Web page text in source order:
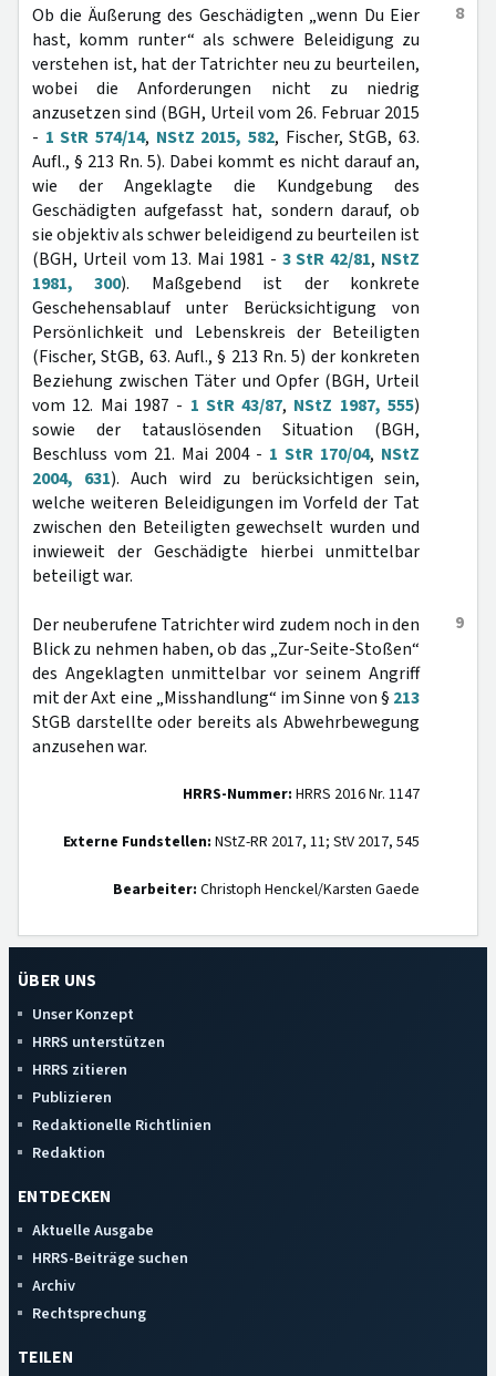
8
Ob die Äußerung des Geschädigten „wenn Du Eier
hast, komm runter“ als schwere Beleidigung zu
verstehen ist, hat der Tatrichter neu zu beurteilen,
wobei die Anforderungen nicht zu niedrig
anzusetzen sind (BGH, Urteil vom 26. Februar 2015
- 1 StR 574/14, NStZ 2015, 582, Fischer, StGB, 63.
Aufl., § 213 Rn. 5). Dabei kommt es nicht darauf an,
wie der Angeklagte die Kundgebung des
Geschädigten aufgefasst hat, sondern darauf, ob
sie objektiv als schwer beleidigend zu beurteilen ist
(BGH, Urteil vom 13. Mai 1981 - 3 StR 42/81, NStZ
1981, 300). Maßgebend ist der konkrete
Geschehensablauf unter Berücksichtigung von
Persönlichkeit und Lebenskreis der Beteiligten
(Fischer, StGB, 63. Aufl., § 213 Rn. 5) der konkreten
Beziehung zwischen Täter und Opfer (BGH, Urteil
vom 12. Mai 1987 - 1 StR 43/87, NStZ 1987, 555)
sowie der tatauslösenden Situation (BGH,
Beschluss vom 21. Mai 2004 - 1 StR 170/04, NStZ
2004, 631). Auch wird zu berücksichtigen sein,
welche weiteren Beleidigungen im Vorfeld der Tat
zwischen den Beteiligten gewechselt wurden und
inwieweit der Geschädigte hierbei unmittelbar
beteiligt war.
9
Der neuberufene Tatrichter wird zudem noch in den
Blick zu nehmen haben, ob das „Zur-Seite-Stoßen“
des Angeklagten unmittelbar vor seinem Angriff
mit der Axt eine „Misshandlung“ im Sinne von § 213
StGB darstellte oder bereits als Abwehrbewegung
anzusehen war.
HRRS-Nummer: HRRS 2016 Nr. 1147
Externe Fundstellen: NStZ-RR 2017, 11; StV 2017, 545
Bearbeiter: Christoph Henckel/Karsten Gaede
ÜBER UNS
Unser Konzept
HRRS unterstützen
HRRS zitieren
Publizieren
Redaktionelle Richtlinien
Redaktion
ENTDECKEN
Aktuelle Ausgabe
HRRS-Beiträge suchen
Archiv
Rechtsprechung
TEILEN